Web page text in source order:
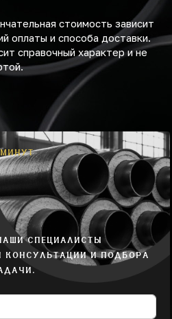
стоимость зависит
оплаты и способа доставки.
справочный характер и не
МИНУТ
СПЕЦИАЛИСТЫ
И ПОДБОРА